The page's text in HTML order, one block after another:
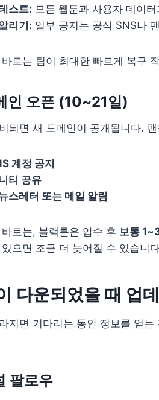
스트: 모든 웹툰과 사용자 데이
리기: 일부 공지는 공식 SNS나
로는 팀이 최대한 빠르게 복구
인 오픈 (10~21일)
되면 새 도메인이 공개됩니다.
계정 공지
티 공유
스레터 또는 메일 알림
로는, 블랙툰은 압수 후 보통
으면 조금 더 늦어질 수 있습니
다운되었을 때 업
지면 기다리는 동안 정보를 얻
팔로우